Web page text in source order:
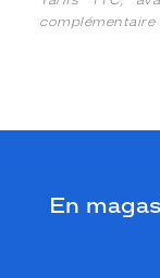
complémentaire
En